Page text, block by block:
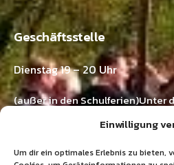
Einwilligung
Um dir ein optimales Erlebnis zu bieten,
Geschäftsstelle
Dienstag 19 – 20 Uhr
(außer in den Schulferien)Unter
Kontakt: